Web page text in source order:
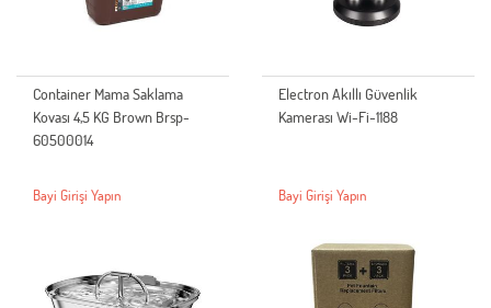
Container Mama Saklama
Kovası 4,5 KG Brown Brsp-
60500014
Bayi Girişi Yapın
Electron Akıllı Güvenlik
Kamerası Wi-Fi-1188
Bayi Girişi Yapın